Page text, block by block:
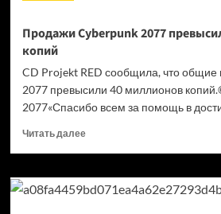
Продажи Cyberpunk 2077
копий
CD Projekt RED сообщила, что
2077 превысили 40 миллионов
2077«Спасибо всем за помощь в
Читать далееПрочитать
Продажи
Cyberpunk